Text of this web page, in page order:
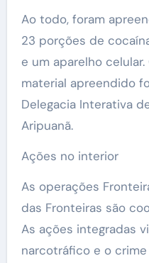
Ao todo, foram
23 porções de
e um aparelho
material apreendido
Delegacia Interativa
Aripuanã.
Ações no interior
As operações
das Fronteiras são
As ações integradas
narcotráfico e o